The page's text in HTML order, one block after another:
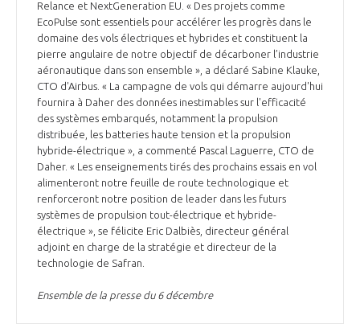
LA MÉDIATION AU-DELÀ DE LA FILIÈRE AÉRONAUTIQUE ET SPATIALE
PRENDRE CONTACT AVEC LE MÉDIATEUR DE LA FILIÈRE
CHIFFRES CLÉS
LES ENJEUX
COMPÉTITIVITÉ
EMPLOI & FORMATION
ENVIRONNEMENT
INNOVATION
INTERNATIONALISATION
LES PUBLICATIONS
DOCUMENTS & BROCHURES
RAPPORTS D'ACTIVITÉS
Relance et NextGeneration EU. « Des projets comme
EcoPulse sont essentiels pour accélérer les progrès dans le
domaine des vols électriques et hybrides et constituent la
pierre angulaire de notre objectif de décarboner l’industrie
aéronautique dans son ensemble », a déclaré Sabine Klauke,
CTO d'Airbus. « La campagne de vols qui démarre aujourd'hui
fournira à Daher des données inestimables sur l'efficacité
des systèmes embarqués, notamment la propulsion
distribuée, les batteries haute tension et la propulsion
hybride-électrique », a commenté Pascal Laguerre, CTO de
Daher. « Les enseignements tirés des prochains essais en vol
alimenteront notre feuille de route technologique et
renforceront notre position de leader dans les futurs
systèmes de propulsion tout-électrique et hybride-
électrique », se félicite Eric Dalbiès, directeur général
adjoint en charge de la stratégie et directeur de la
technologie de Safran.
Ensemble de la presse du 6 décembre